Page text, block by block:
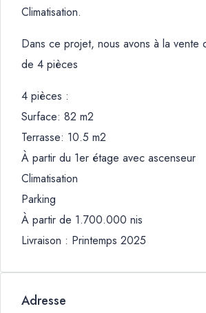
Climatisation.
Dans ce projet, nous avons à la vente
de 4 pièces
4 pièces :
Surface: 82 m2
Terrasse: 10.5 m2
À partir du 1er étage avec ascenseur
Climatisation
Parking
À partir de 1.700.000 nis
Livraison : Printemps 2025
Adresse